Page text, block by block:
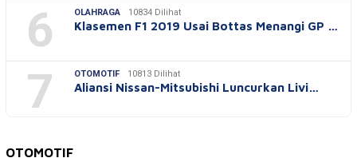
6 OLAHRAGA 10834 Dilihat
Klasemen F1 2019 Usai Bottas Menangi GP …
7 OTOMOTIF 10813 Dilihat
Aliansi Nissan-Mitsubishi Luncurkan Livi…
OTOMOTIF